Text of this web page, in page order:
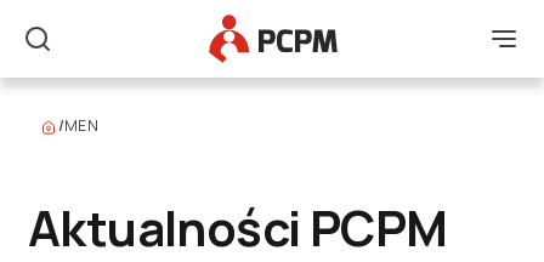
Szukaj
Główne Logo
/MEN
Aktualności PCPM